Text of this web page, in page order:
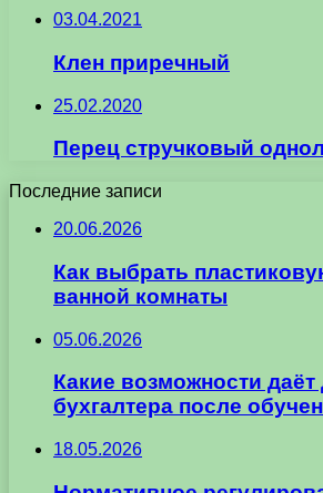
03.04.2021
Клен приречный
25.02.2020
Перец стручковый
Последние записи
20.06.2026
Как выбрать
ванной комнаты
05.06.2026
Какие возможности
бухгалтера после
18.05.2026